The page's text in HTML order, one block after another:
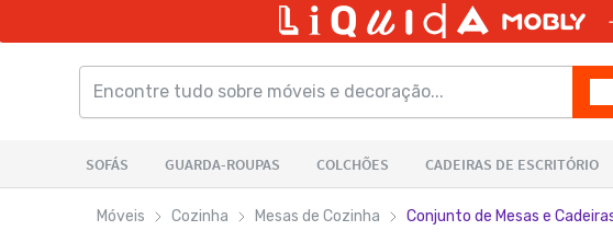
Móveis Cozinha Mesas de Cozinha Conjunto de Mesas e